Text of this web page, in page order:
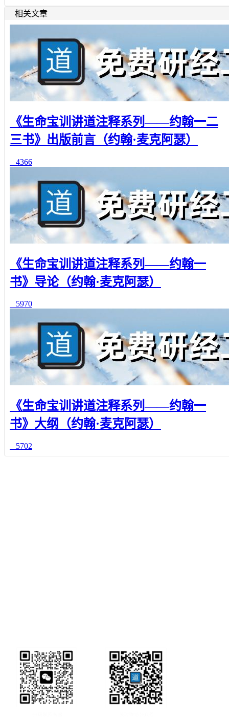
相关文章
《生命宝训讲道注释系列——约翰一二
三书》出版前言（约翰·麦克阿瑟）
4366
《生命宝训讲道注释系列——约翰一
书》导论（约翰·麦克阿瑟）
5970
《生命宝训讲道注释系列——约翰一
书》大纲（约翰·麦克阿瑟）
5702